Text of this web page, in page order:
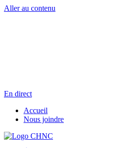
Aller au contenu
En direct
Accueil
Nous joindre